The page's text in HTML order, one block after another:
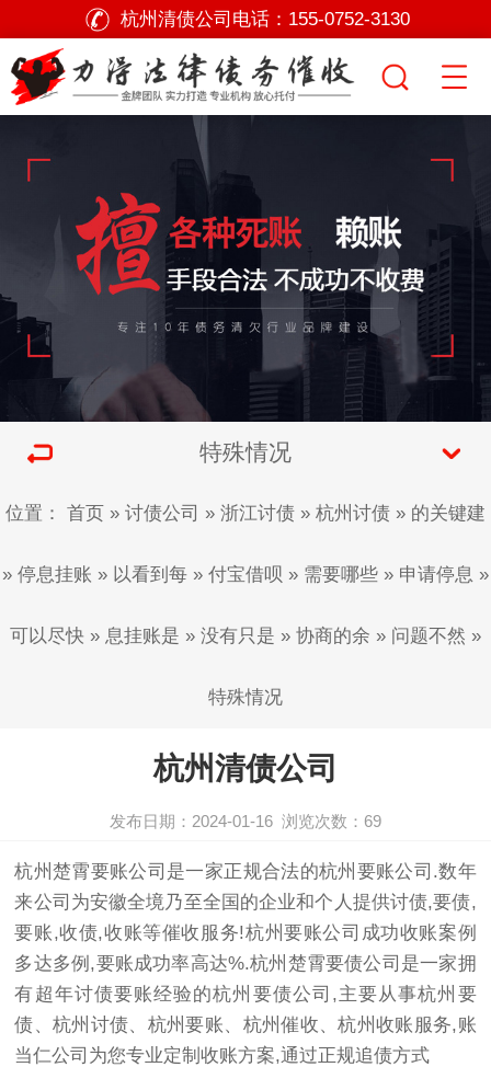
杭州清债公司电话： 155-0752-3130
特殊情况
位置： 首页 » 讨债公司 » 浙江讨债 » 杭州讨债 » 的关键建
» 停息挂账 » 以看到每 » 付宝借呗 » 需要哪些 » 申请停息 »
可以尽快 » 息挂账是 » 没有只是 » 协商的余 » 问题不然 »
特殊情况
杭州清债公司
发布日期：2024-01-16 浏览次数： 69
杭州楚霄要账公司是一家正规合法的杭州要账公司.数年
来公司为安徽全境乃至全国的企业和个人提供讨债,要债,
要账,收债,收账等催收服务!杭州要账公司成功收账案例
多达多例,要账成功率高达%.杭州楚霄要债公司是一家拥
有超年讨债要账经验的杭州要债公司,主要从事杭州要
债、杭州讨债、杭州要账、杭州催收、杭州收账服务,账
当仁公司为您专业定制收账方案,通过正规追债方式